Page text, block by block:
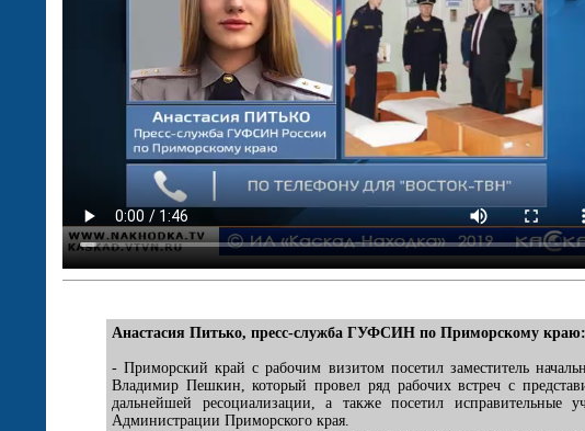
Анастасия Питько, пресс-служба ГУФСИН по Приморскому краю:
- Приморский край с рабочим визитом посетил заместитель
Владимир Пешкин, который провел ряд рабочих встреч с
дальнейшей ресоциализации, а также посетил
Администрации Приморского края.